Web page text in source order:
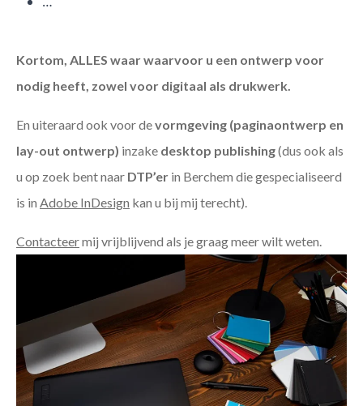
Kortom, ALLES waar waarvoor u een ontwerp voor
nodig heeft, zowel voor digitaal als drukwerk.
En uiteraard ook voor devormgeving (paginaontwerp en
lay-out ontwerp) inzake desktop publishing(dus ook als
u op zoek bent naar DTP’er in Berchem die gespecialiseerd
is in Adobe InDesign kan u bij mij terecht).
Contacteermij vrijblijvend als je graag meer wilt weten.